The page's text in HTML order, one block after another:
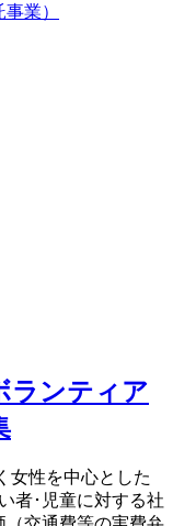
業）
ランティア
女性を中心とした
者･児童に対する社